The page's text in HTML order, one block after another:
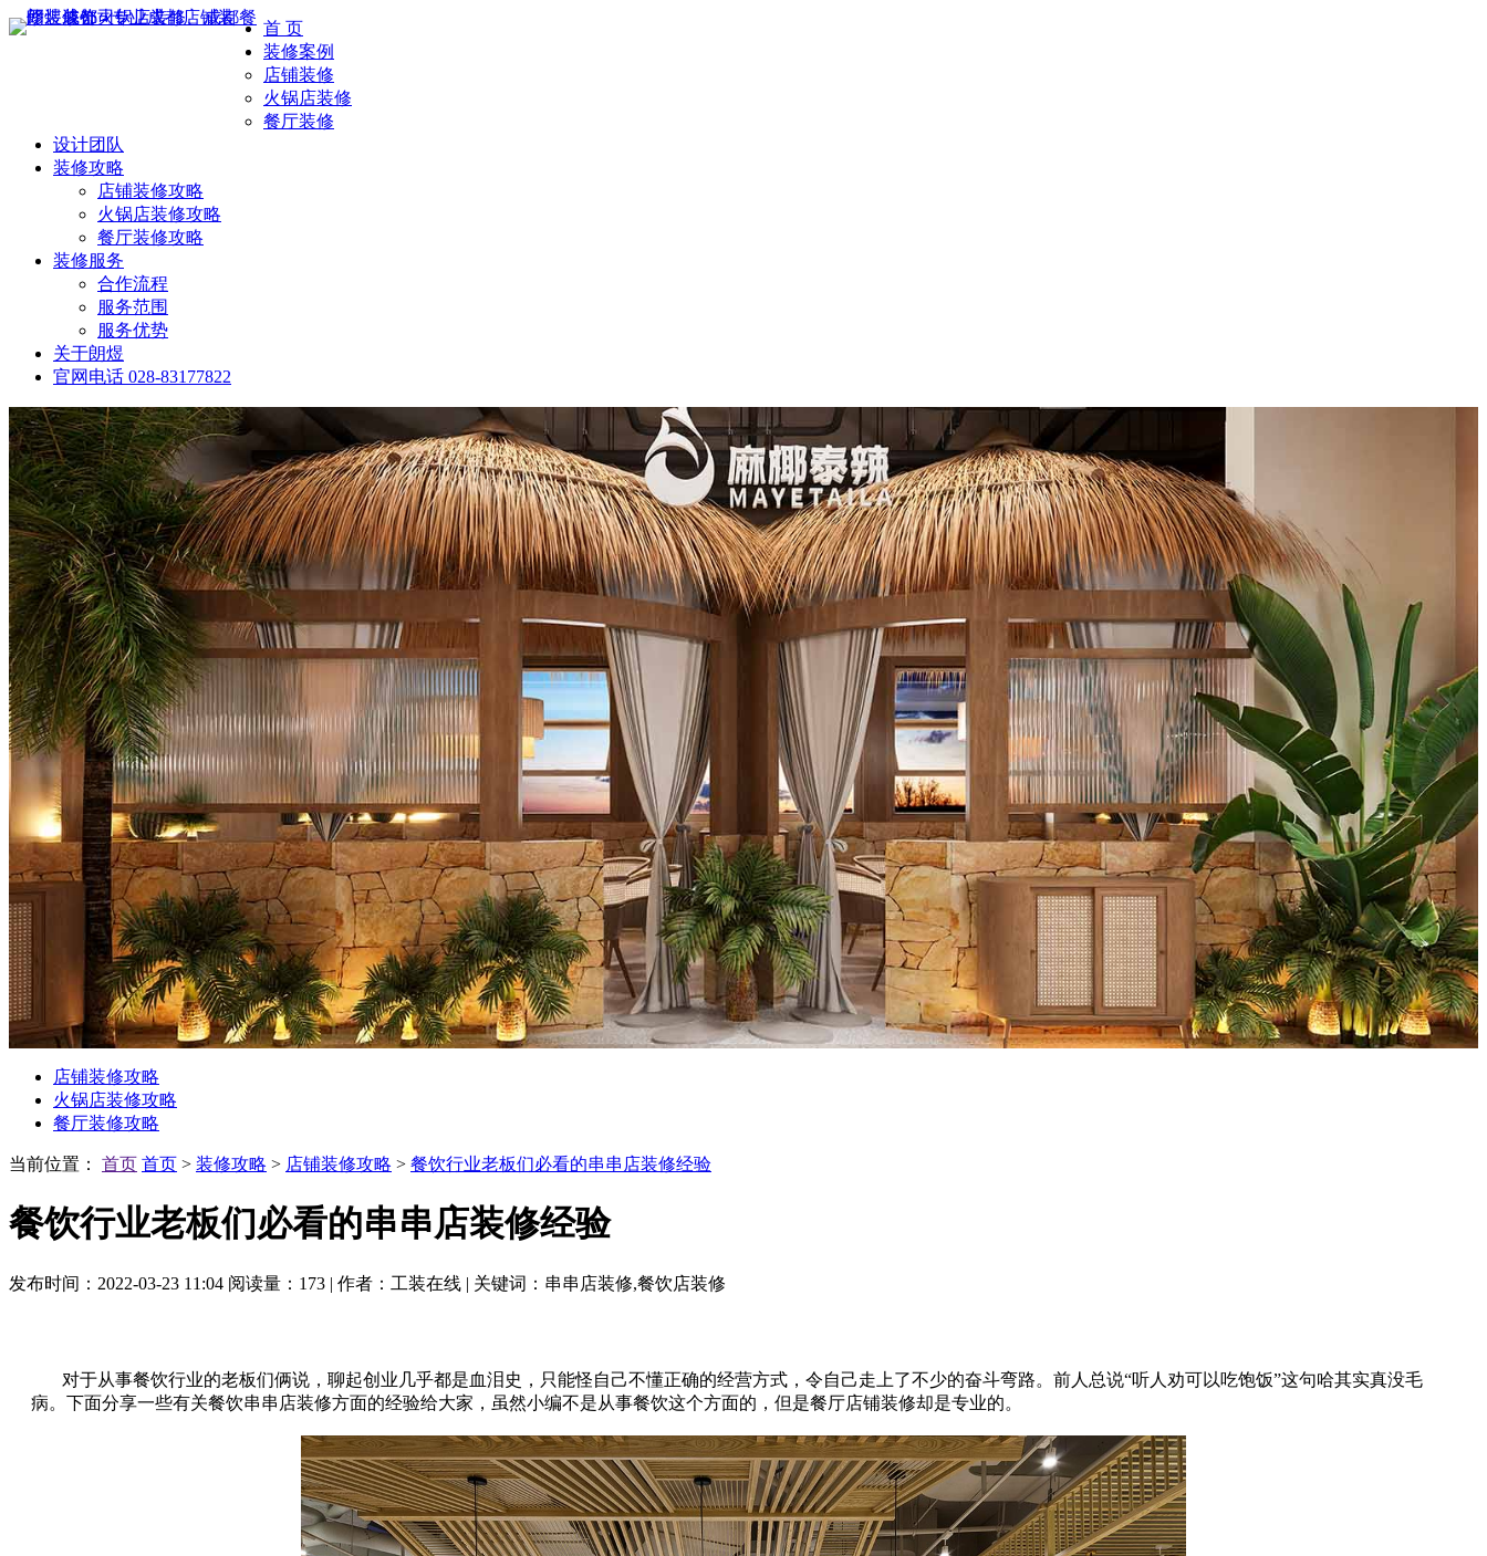
首 页
装修案例
店铺装修
火锅店装修
餐厅装修
设计团队
装修攻略
店铺装修攻略
火锅店装修攻略
餐厅装修攻略
装修服务
合作流程
服务范围
服务优势
关于朗煜
官网电话 028-83177822
店铺装修攻略
火锅店装修攻略
餐厅装修攻略
当前位置： 首页 首页 > 装修攻略 > 店铺装修攻略 > 餐饮行业老板们必看的串串店装修经验
餐饮行业老板们必看的串串店装修经验
发布时间：2022-03-23 11:04 阅读量：173 | 作者：工装在线 | 关键词：串串店装修,餐饮店装修
对于从事餐饮行业的老板们俩说，聊起创业几乎都是血泪史，只能怪自己不懂正确的经营方式，令自己走上了不少的奋斗弯路。前人总说“听人劝可以吃饱饭”这句哈其实真没毛
病。下面分享一些有关餐饮串串店装修方面的经验给大家，虽然小编不是从事餐饮这个方面的，但是餐厅店铺装修却是专业的。